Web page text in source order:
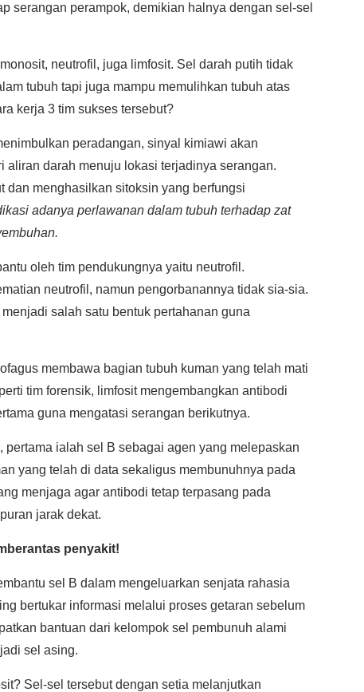
serangan perampok, demikian halnya dengan sel-sel
neutrofil, juga limfosit. Sel darah putih tidak
tubuh tapi juga mampu memulihkan tubuh atas
kerja 3 tim sukses tersebut?
peradangan, sinyal kimiawi akan
aliran darah menuju lokasi terjadinya serangan.
dan menghasilkan sitoksin yang berfungsi
adanya perlawanan dalam tubuh terhadap zat
oleh tim pendukungnya yaitu neutrofil.
neutrofil, namun pengorbanannya tidak sia-sia.
salah satu bentuk pertahanan guna
membawa bagian tubuh kuman yang telah mati
tim forensik, limfosit mengembangkan antibodi
guna mengatasi serangan berikutnya.
ialah sel B sebagai agen yang melepaskan
yang telah di data sekaligus membunuhnya pada
menjaga agar antibodi tetap terpasang pada
jarak dekat.
penyakit!
sel B dalam mengeluarkan senjata rahasia
bertukar informasi melalui proses getaran sebelum
bantuan dari kelompok sel pembunuh alami
sel asing.
Sel-sel tersebut dengan setia melanjutkan